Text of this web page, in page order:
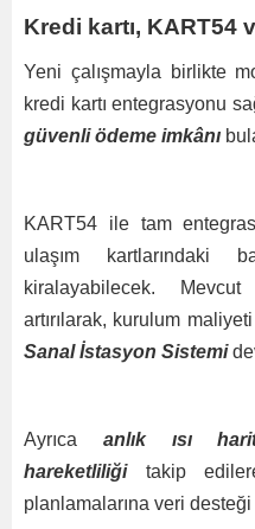
Kredi kartı, KART54
Yeni çalışmayla birlikte
kredi kartı entegrasyonu
güvenli ödeme imkânı
KART54 ile tam
ulaşım kartlarındaki
kiralayabilecek.
artırılarak, kurulum
Sanal İstasyon Sistemi
Ayrıca anlık ısı
hareketliliğitakip
planlamalarına veri